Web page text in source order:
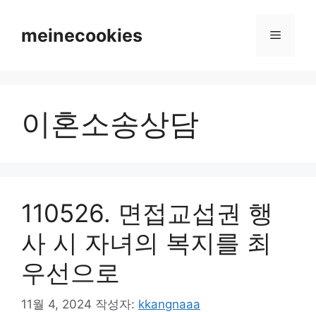
meinecookies 메
이혼소송상담
110526. 면접교섭권 행
사 시 자녀의 복지를 최
우선으로
11월 4, 2024 작성자: kkangnaaa